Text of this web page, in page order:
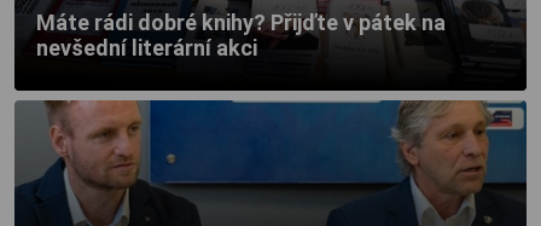
Máte rádi dobré knihy? Přijďte v pátek na
nevšední literární akci